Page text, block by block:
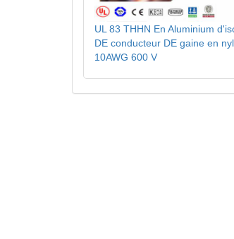
UL 83 THHN En Aluminium
DE conducteur DE gaine en
10AWG 600 V